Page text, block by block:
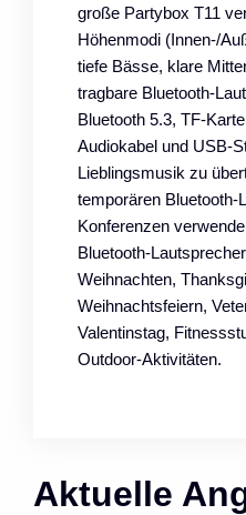
große Partybox T11
Höhenmodi (Innen-/
tiefe Bässe, klare
tragbare Bluetooth-
Bluetooth 5.3, TF-
Audiokabel und USB-
Lieblingsmusik zu
temporären Bluetooth-
Konferenzen
Bluetooth-
Weihnachten,
Weihnachtsfeiern,
Valentinstag,
Outdoor-Aktivitäten.
Aktuelle